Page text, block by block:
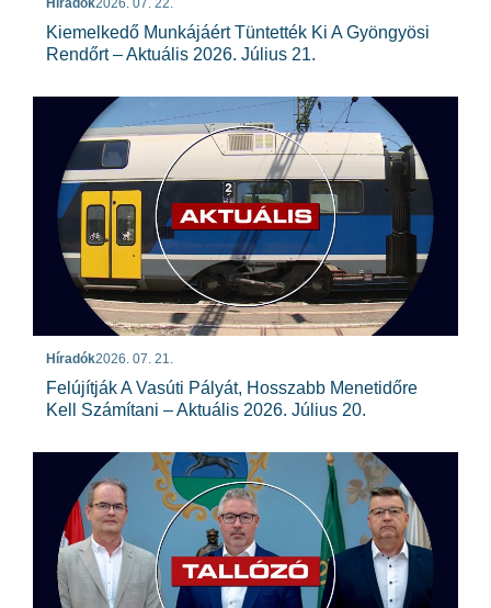
Kiemelkedő Munkájáért Tüntették Ki A Gyöngyösi
Rendőrt – Aktuális 2026. Július 21.
Híradók2026. 07. 21.
Felújítják A Vasúti Pályát, Hosszabb Menetidőre
Kell Számítani – Aktuális 2026. Július 20.